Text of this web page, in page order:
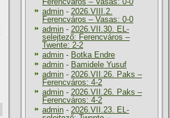
admin - 2026.VIII.2.
Ferencváros – Vasas: 0-0
admin - 2026.VII.30. EL-
selejtező: Ferencváros –
Twente: 2-2
admin - Botka Endre
admin - Bamidele Yusuf
admin - 2026.VII.26. Paks –
Ferencváros: 4-2
admin - 2026.VII.26. Paks –
Ferencváros: 4-2
admin - 2026.VII.23. EL-